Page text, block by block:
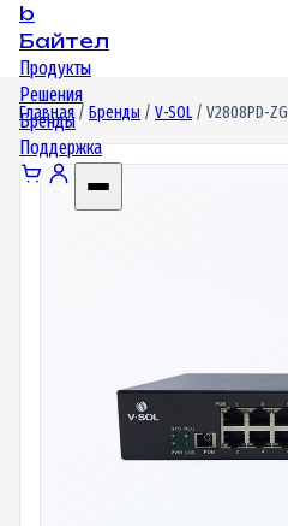
b
Байтел
Продукты
Решения
Бренды
Поддержка
Главная/ Бренды / V-SOL/ V2808PD-ZG